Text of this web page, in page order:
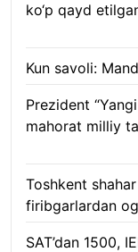
ko‘p qayd
Kun savoli:
Prezident
mahorat milliy
Toshkent
firibgarlardan
SAT’dan 1500,